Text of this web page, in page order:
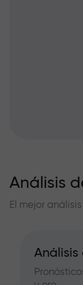
Análisis
El mejor
Análisis